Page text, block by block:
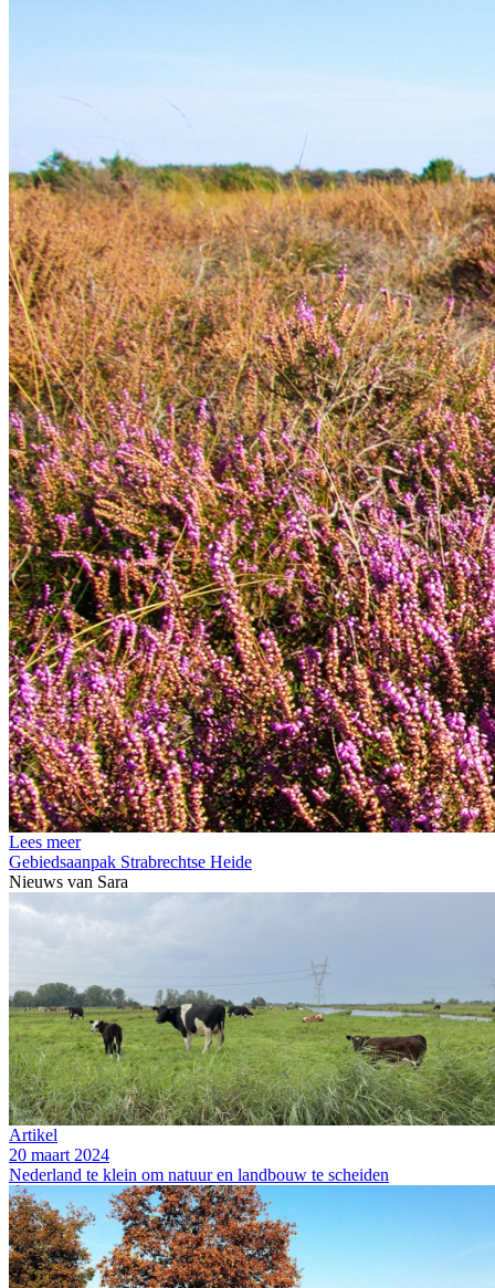
Lees meer
Gebiedsaanpak Strabrechtse Heide
Nieuws van Sara
Artikel
20 maart 2024
Nederland te klein om natuur en landbouw te scheiden